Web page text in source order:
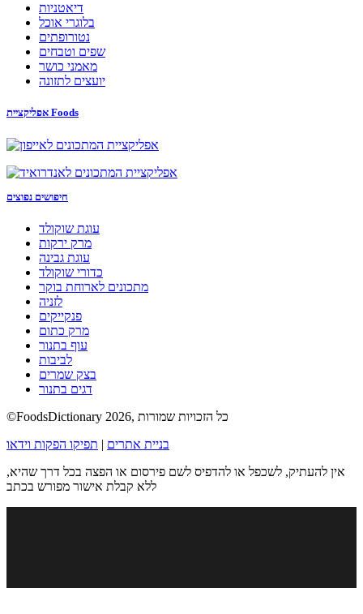
דיאטניות
בלוגרי אוכל
נטורופתים
שפים וטבחים
מאמני כושר
יועצים לתזונה
אפליקציית Foods
חיפושים נפוצים
עוגת שוקולד
מרק ירקות
עוגת גבינה
כדורי שוקולד
מתכונים לארוחת בוקר
לזניה
פנקייקים
מרק כתום
עוף בתנור
לביבות
בצק שמרים
דגים בתנור
©FoodsDictionary 2026, כל הזכויות שמורות
בניית אתרים | תפיקו הפקות וידאו
אין להעתיק, לשכפל או להדפיס לשם פירסום או הפצה בכל דרך שהיא,
ללא קבלת אישור מפורש בכתב